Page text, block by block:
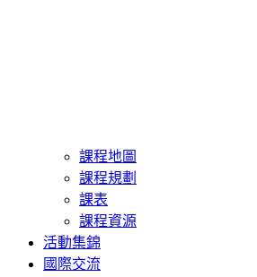
課程地圖
課程規劃
課表
課程資源
活動集錦
國際交流